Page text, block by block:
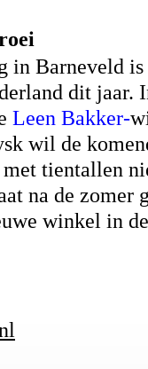
in Barneveld
dit jaar.
Leen Bakker-
wil de
tientallen
na de zomer
winkel in